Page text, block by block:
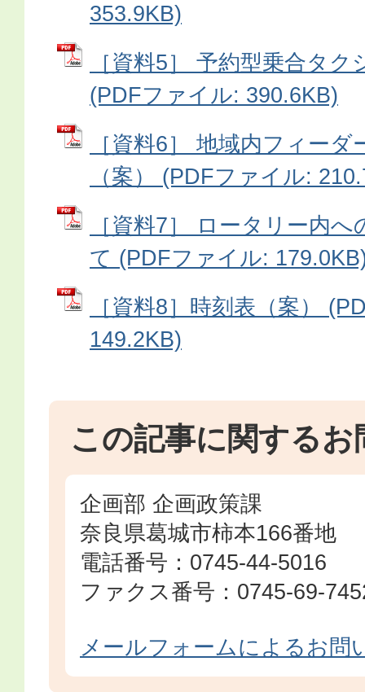
353.9KB)
［資料5］ 予約型乗合タク
(PDFファイル: 390.6KB)
［資料6］ 地域内フィー
（案） (PDFファイル:
［資料7］ ロータリー内
て (PDFファイル:
［資料8］時刻表（案）
149.2KB)
この記事に関するお
企画部 企画政策課
奈良県葛城市柿本166番地
電話番号：0745-44-5016
ファクス番号：0745-69-
メールフォームによるお問